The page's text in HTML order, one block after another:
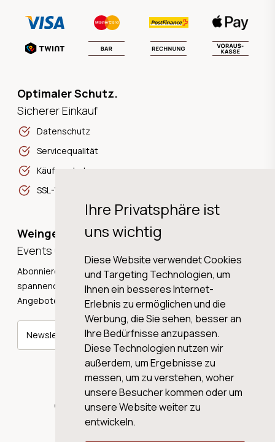
Ihre Privatsphäre ist
uns wichtig
Diese Website verwendet Cookies
und Targeting Technologien, um
Ihnen ein besseres Internet-
Erlebnis zu ermöglichen und die
Werbung, die Sie sehen, besser an
Ihre Bedürfnisse anzupassen.
Diese Technologien nutzen wir
außerdem, um Ergebnisse zu
messen, um zu verstehen, woher
unsere Besucher kommen oder um
unsere Website weiter zu
entwickeln.
Optimaler Schutz.
Sicherer Einkauf
Datenschutz
Servicequalität
Käuferschutz
SSL-Verschlüsselung
Weingeschichten,
Events und Neuigkeiten!
Abonnieren Sie unseren Newsletter und erhalten Sie
spannende Weingeschichten, Neuigkeiten und tolle
Angebote direkt in Ihre Mailbox.
Newsletter abonnieren
© 2026 WINE AG VALENTIN & VON SALIS